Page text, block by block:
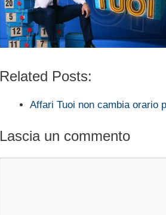
Related Posts:
Affari Tuoi non cambia orario
Lascia un commento